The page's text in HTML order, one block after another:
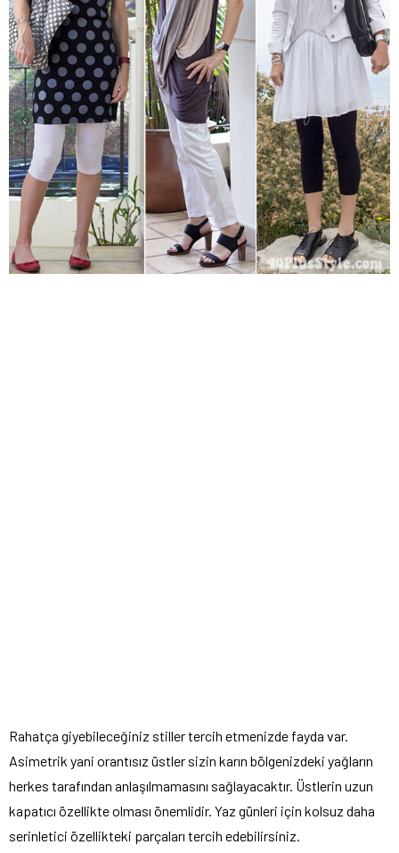
Rahatça giyebileceğiniz stiller tercih etmenizde fayda var.
Asimetrik yani orantısız üstler sizin karın bölgenizdeki yağların
herkes tarafından anlaşılmamasını sağlayacaktır. Üstlerin uzun
kapatıcı özellikte olması önemlidir. Yaz günleri için kolsuz daha
serinletici özellikteki parçaları tercih edebilirsiniz.